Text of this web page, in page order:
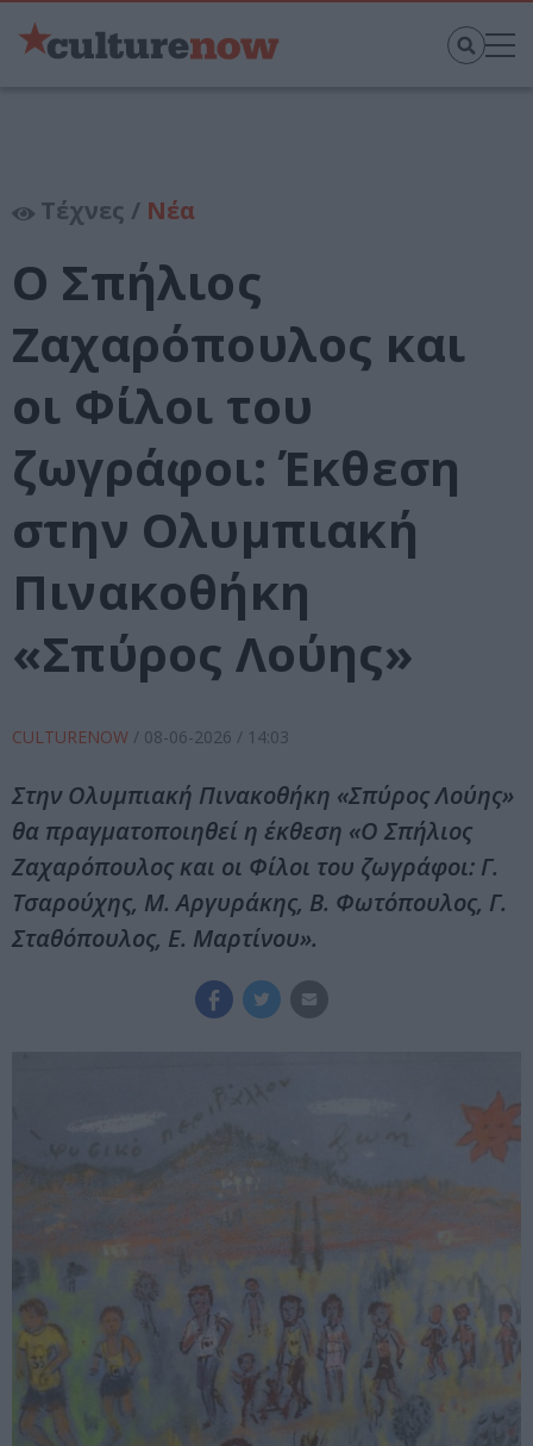
Τέχνες / Νέα
Ο Σπήλιος
Ζαχαρόπουλος και
οι Φίλοι του
ζωγράφοι: Έκθεση
στην Ολυμπιακή
Πινακοθήκη
«Σπύρος Λούης»
CULTURENOW / 08-06-2026 / 14:03
Στην Ολυμπιακή Πινακοθήκη «Σπύρος Λούης»
θα πραγματοποιηθεί η έκθεση «Ο Σπήλιος
Ζαχαρόπουλος και οι Φίλοι του ζωγράφοι: Γ.
Τσαρούχης, Μ. Αργυράκης, Β. Φωτόπουλος, Γ.
Σταθόπουλος, Ε. Μαρτίνου».